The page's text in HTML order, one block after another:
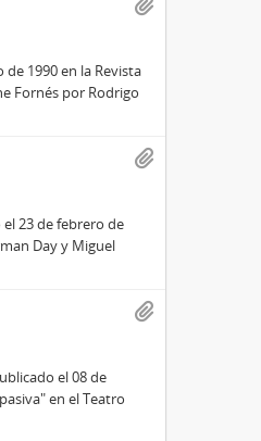
1990 en la Revista
Fornés por Rodrigo
23 de febrero de
Day y Miguel
el 08 de
en el Teatro